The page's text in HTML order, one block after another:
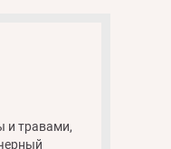
и травами,